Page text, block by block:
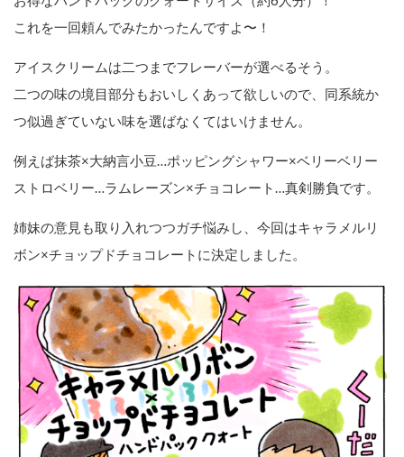
これを一回頼んでみたかったんですよ〜！
アイスクリームは二つまでフレーバーが選べるそう。
二つの味の境目部分もおいしくあって欲しいので、同系統か
つ似過ぎていない味を選ばなくてはいけません。
例えば抹茶×大納言小豆…ポッピングシャワー×ベリーベリー
ストロベリー…ラムレーズン×チョコレート…真剣勝負です。
姉妹の意見も取り入れつつガチ悩みし、今回はキャラメルリ
ボン×チョップドチョコレートに決定しました。